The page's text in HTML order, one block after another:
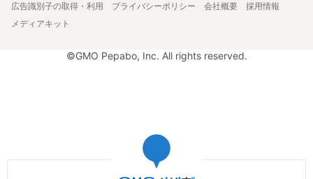
広告識別子の取得・利用
プライバシーポリシー 会社概要
採用情報
メディアキット
©GMO Pepabo, Inc. All rights reserved.